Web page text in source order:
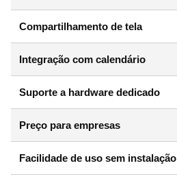
Compartilhamento de tela
Integração com calendário
Suporte a hardware dedicado
Preço para empresas
Facilidade de uso sem instalação